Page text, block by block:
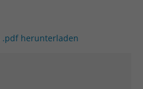
.pdf herunterladen